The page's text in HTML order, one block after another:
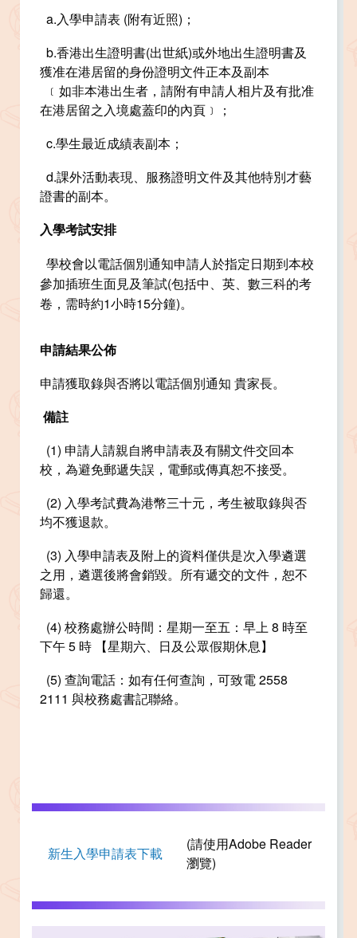
a.入學申請表 (附有近照)；
b.香港出生證明書(出世紙)或外地出生證明書及
獲准在港居留的身份證明文件正本及副本
﹝如非本港出生者，請附有申請人相片及有批准
在港居留之入境處蓋印的內頁﹞；
c.學生最近成績表副本；
d.課外活動表現、服務證明文件及其他特別才藝
證書的副本。
入學考試安排
學校會以電話個別通知申請人於指定日期到本校
參加插班生面見及筆試(包括中、英、數三科的考
卷，需時約1小時15分鐘)。
申請結果公佈
申請獲取錄與否將以電話個別通知 貴家長。
備註
(1) 申請人請親自將申請表及有關文件交回本
校，為避免郵遞失誤，電郵或傳真恕不接受。
(2) 入學考試費為港幣三十元，考生被取錄與否
均不獲退款。
(3) 入學申請表及附上的資料僅供是次入學遴選
之用，遴選後將會銷毀。所有遞交的文件，恕不
歸還。
(4) 校務處辦公時間：星期一至五：早上 8 時至
下午 5 時 【星期六、日及公眾假期休息】
(5) 查詢電話：如有任何查詢，可致電 2558
2111 與校務處書記聯絡。
新生入學申請表下載
(請使用Adobe Reader
瀏覽)